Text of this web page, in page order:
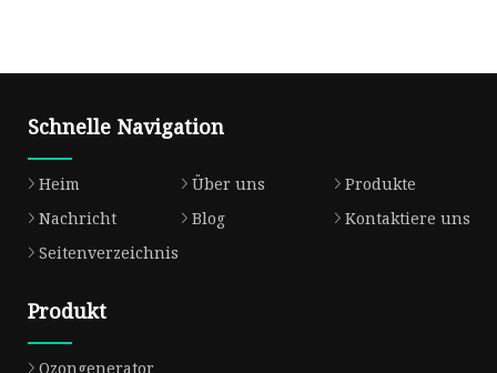
Schnelle Navigation
Heim Über uns
Produkte
Nachricht
Blog
Kontaktiere uns
Seitenverzeichnis
Produkt
Ozongenerator